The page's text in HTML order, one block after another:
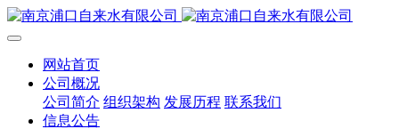
网站首页
公司概况
公司简介 组织架构 发展历程 联系我们
信息公告